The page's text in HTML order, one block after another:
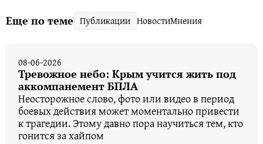
Еще по теме Публикации НовостиМнения
08-06-2026
Тревожное небо: Крым учится жить под
аккомпанемент БПЛА
Неосторожное слово, фото или видео в период
боевых действия может моментально привести
к трагедии. Этому давно пора научиться тем, кто
гонится за хайпом